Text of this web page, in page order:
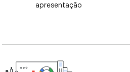
apresentação